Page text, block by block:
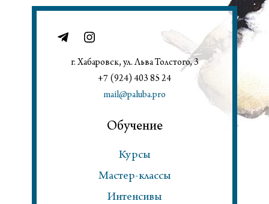
г. Хабаровск, ул. Льва Толстого, 3
+7 (924) 403 85 24
mail@paluba.pro
Обучение
Курсы
Мастер-классы
Интенсивы